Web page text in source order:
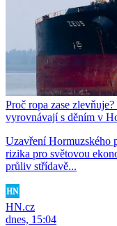
Proč ropa zase
vyrovnávají s děním v
Uzavření Hormuzského
rizika pro světovou
průliv střídavě...
HN.cz
dnes, 15:04